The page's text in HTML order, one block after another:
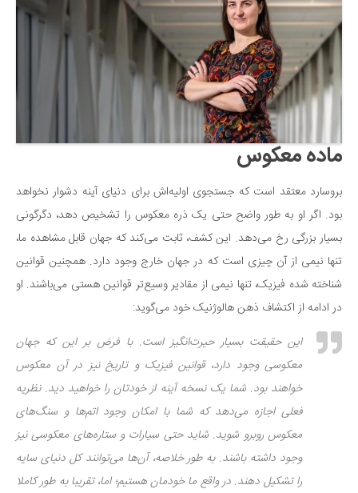
فناوری‌ها
نجوم و هوا فضا
زمین و محیط زیست
خودرو
سرگرمی
دانستنی‌ها
طنز
فال
مسابقه
اخبار
ماده معکوس
بروسارد معتقد است که جستجوی اولیه‌اش برای دنیای آینه دشوار نخواهد
بود. اگر او به طور واضح حتی یک ذره معکوس را تشخیص دهد، دگرگونی
بسیار بزرگی رخ می‌دهد. این کشف، ثابت می‌کند که جهان قابل مشاهده ما،
تنها نیمی از آن چیزی است که در جهان خارج وجود دارد. همچنین قوانین
شناخته شده فیزیک، تنها نیمی از مقادیر وسیع‌تر قوانین هستی می‌باشند. او
در ادامه از اکتشاف ذهن هالوژنیک خود می‌گوید:
این حقیقت بسیار حیرت‌انگیز است. با فرض بر این که جهان
معکوسی وجود دارد، قوانین فیزیک و تاریخ نیز در آن معکوس
خواهند بود. شما یک نسخه آینه از خودتان را خواهید دید. نظریه
فعلی اجازه می‌دهد که شما با امکان وجود اتم‌ها و سنگ‌های
معکوس روبرو شوید. شاید حتی سیارات و ستاره‌های معکوسی نیز
وجود داشته باشند. به طور خلاصه، آن‌ها می‌توانند کل دنیای سایه
را تشکیل دهند. در واقع ما خودمان هستیم؛ اما، تقریبا به طور کاملا